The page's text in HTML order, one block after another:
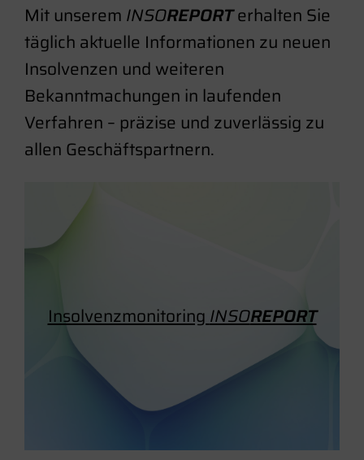
Mit unserem INSOREPORTerhalten Sie
täglich aktuelle Informationen zu neuen
Insolvenzen und weiteren
Bekanntmachungen in laufenden
Verfahren – präzise und zuverlässig zu
allen Geschäftspartnern.
Insolvenzmonitoring INSOREPORT